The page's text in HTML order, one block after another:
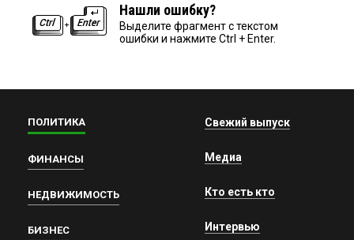
Нашли ошибку?
Выделите фрагмент с текстом
ошибки и нажмите Ctrl + Enter.
ПОЛИТИКА
ФИНАНСЫ
НЕДВИЖИМОСТЬ
БИЗНЕС
Свежий выпуск
Медиа
Кто есть кто
Интервью